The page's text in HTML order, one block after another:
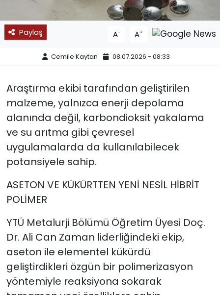
Paylaş A- A+
Cemile Kaytan 08.07.2026 - 08:33
Araştırma ekibi tarafından geliştirilen
malzeme, yalnızca enerji depolama
alanında değil, karbondioksit yakalama
ve su arıtma gibi çevresel
uygulamalarda da kullanılabilecek
potansiyele sahip.
ASETON VE KÜKÜRTTEN YENİ NESİL HİBRİT
POLİMER
YTÜ Metalurji Bölümü Öğretim Üyesi Doç.
Dr. Ali Can Zaman liderliğindeki ekip,
aseton ile elementel kükürdü
geliştirdikleri özgün bir polimerizasyon
yöntemiyle reaksiyona sokarak